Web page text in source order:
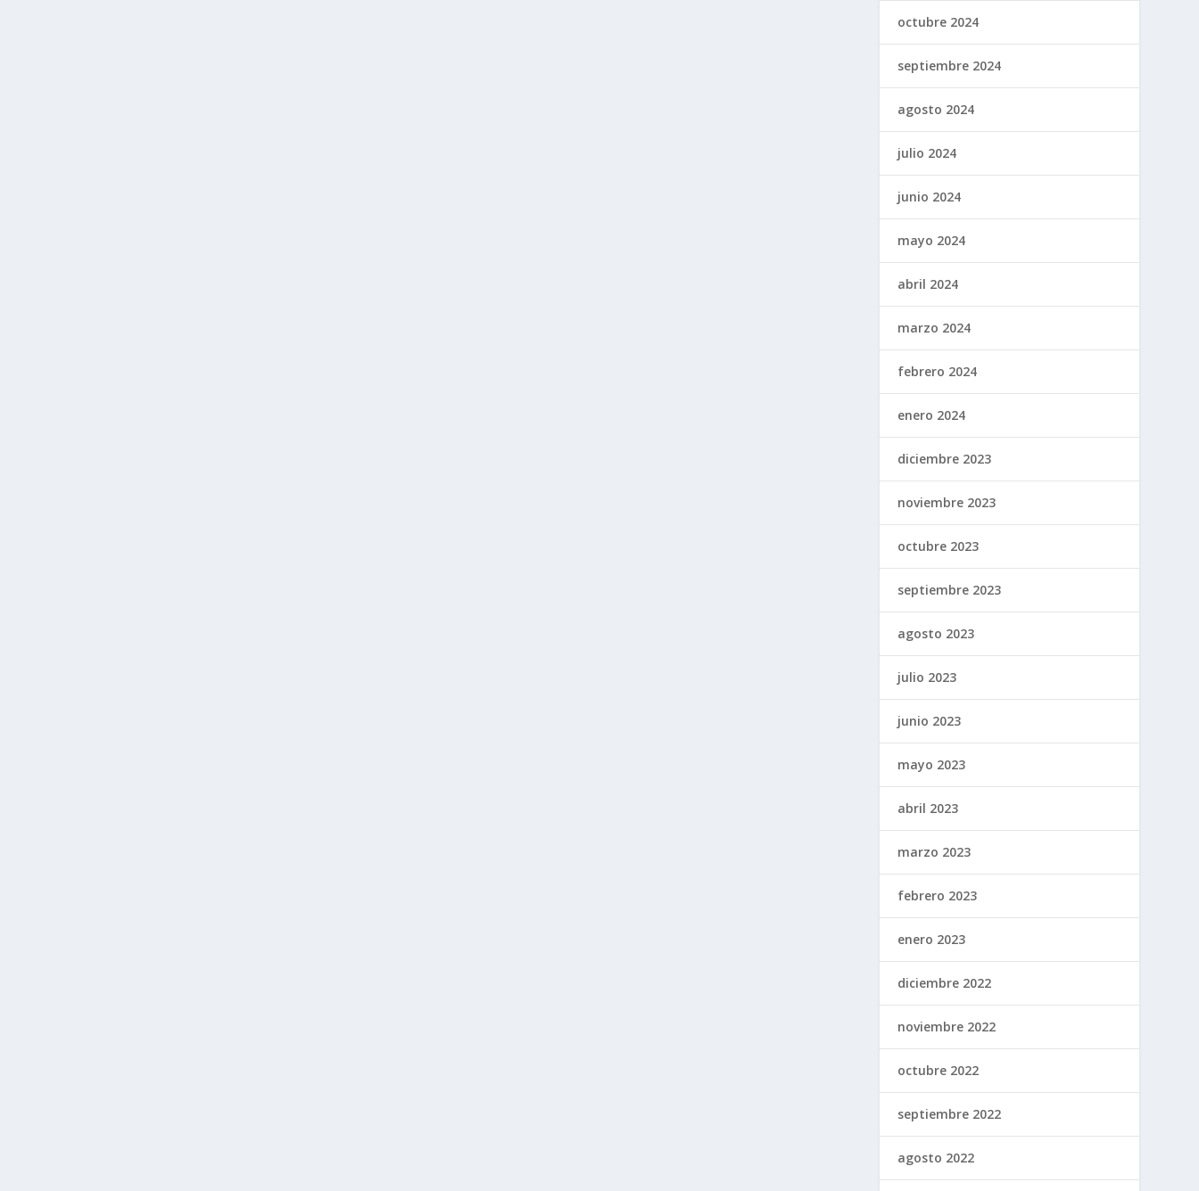
octubre 2024
septiembre 2024
agosto 2024
julio 2024
junio 2024
mayo 2024
abril 2024
marzo 2024
febrero 2024
enero 2024
diciembre 2023
noviembre 2023
octubre 2023
septiembre 2023
agosto 2023
julio 2023
junio 2023
mayo 2023
abril 2023
marzo 2023
febrero 2023
enero 2023
diciembre 2022
noviembre 2022
octubre 2022
septiembre 2022
agosto 2022